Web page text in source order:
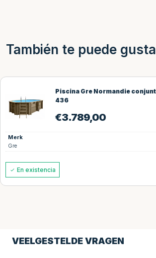
También te puede
Piscina Gre Normandie
436
€3.789,00
Merk
Gre
En existencia
VEELGESTELDE VRAGEN